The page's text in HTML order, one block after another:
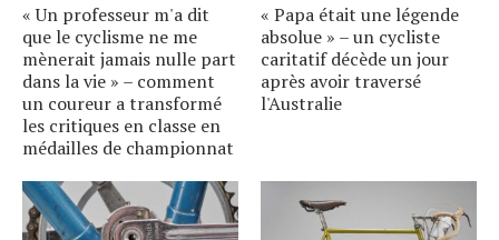
« Un professeur m'a dit
que le cyclisme ne me
mènerait jamais nulle part
dans la vie » – comment
un coureur a transformé
les critiques en classe en
médailles de championnat
« Papa était une légende
absolue » – un cycliste
caritatif décède un jour
après avoir traversé
l'Australie